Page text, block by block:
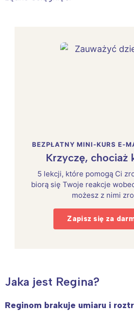
BEZPŁATNY MINI-KURS E-
Krzyczę, chociaż
5 lekcji, które pomogą Ci
biorą się Twoje reakcje
możesz z nimi
Zapisz się za
Jaka jest Regina?
Reginom brakuje umiaru i